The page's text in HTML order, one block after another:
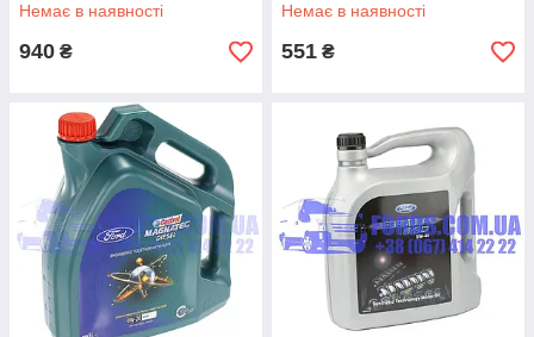
Немає в наявності
940 ₴
Немає в наявності
551 ₴